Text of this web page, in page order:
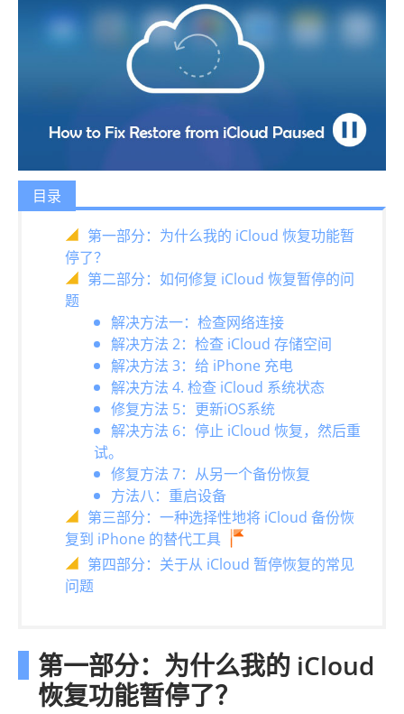
目录
第一部分：为什么我的 iCloud 恢复功能暂
停了？
第二部分：如何修复 iCloud 恢复暂停的问
题
解决方法一：检查网络连接
解决方法 2：检查 iCloud 存储空间
解决方法 3：给 iPhone 充电
解决方法 4. 检查 iCloud 系统状态
修复方法 5：更新iOS系统
解决方法 6：停止 iCloud 恢复，然后重
试。
修复方法 7：从另一个备份恢复
方法八：重启设备
第三部分：一种选择性地将 iCloud 备份恢
复到 iPhone 的替代工具
第四部分：关于从 iCloud 暂停恢复的常见
问题
第一部分：为什么我的 iCloud
恢复功能暂停了？